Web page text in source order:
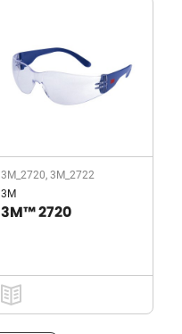
3M_2720, 3M_2722
3M
3M™ 2720